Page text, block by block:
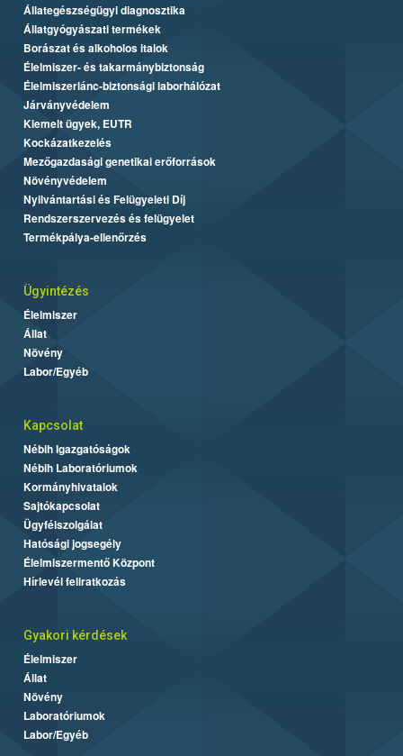
Állategészségügyi diagnosztika
Állatgyógyászati termékek
Borászat és alkoholos italok
Élelmiszer- és takarmánybiztonság
Élelmiszerlánc-biztonsági laborhálózat
Járványvédelem
Kiemelt ügyek, EUTR
Kockázatkezelés
Mezőgazdasági genetikai erőforrások
Növényvédelem
Nyilvántartási és Felügyeleti Díj
Rendszerszervezés és felügyelet
Termékpálya-ellenőrzés
Ügyintézés
Élelmiszer
Állat
Növény
Labor/Egyéb
Kapcsolat
Nébih Igazgatóságok
Nébih Laboratóriumok
Kormányhivatalok
Sajtókapcsolat
Ügyfélszolgálat
Hatósági jogsegély
Élelmiszermentő Központ
Hírlevél feliratkozás
Gyakori kérdések
Élelmiszer
Állat
Növény
Laboratóriumok
Labor/Egyéb